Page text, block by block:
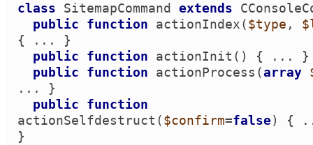
class SitemapCommand extends
public
function actionIndex($type ,
{ ... }
public
function actionInit ( ) { ... }
public
function actionProcess (array
... }
public
function
actionSelfdestruct ($confirm=false) {
}